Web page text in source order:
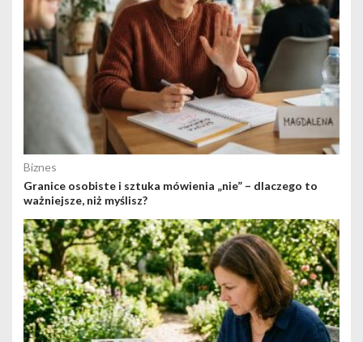
Biznes
Granice osobiste i sztuka mówienia „nie” – dlaczego to
ważniejsze, niż myślisz?